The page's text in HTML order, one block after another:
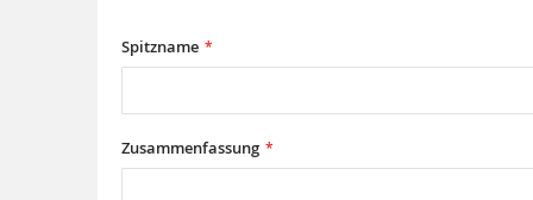
Spitzname
Zusammenfassung